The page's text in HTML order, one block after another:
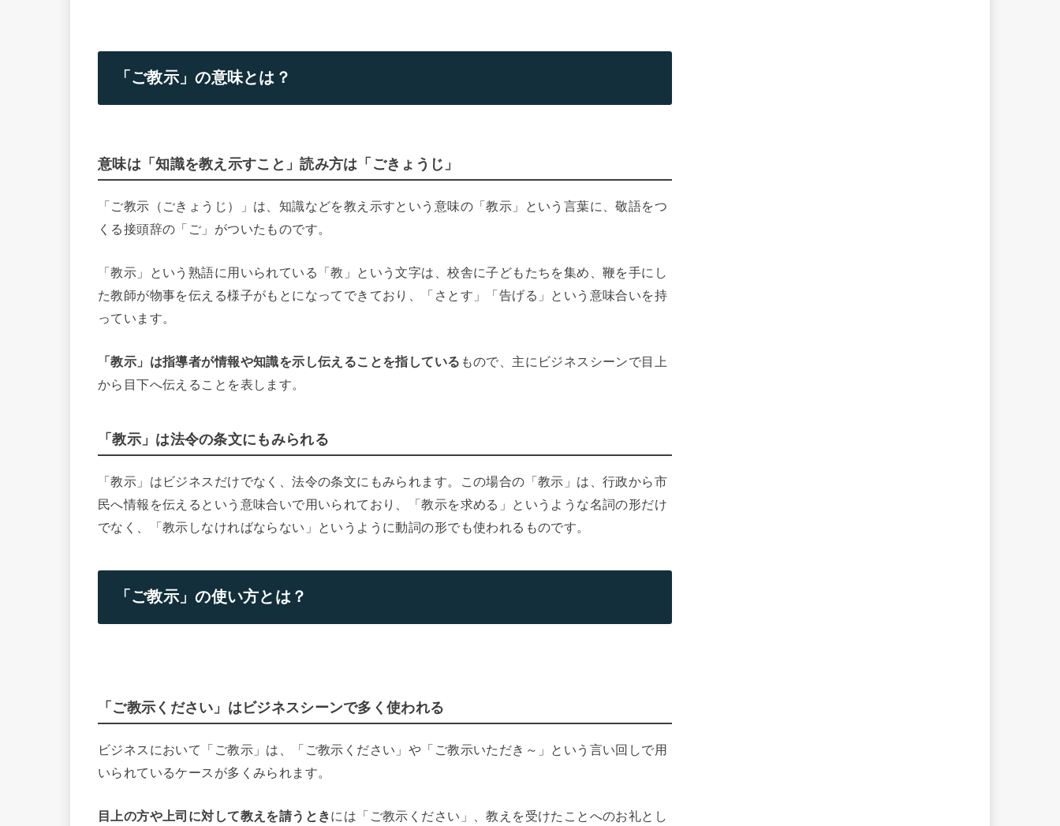
「ご教示」の意味とは？
意味は「知識を教え示すこと」読み方は「ごきょうじ」
「ご教示（ごきょうじ）」は、知識などを教え示すという意味の「教示」という言葉に、敬語をつ
くる接頭辞の「ご」がついたものです。
「教示」という熟語に用いられている「教」という文字は、校舎に子どもたちを集め、鞭を手にし
た教師が物事を伝える様子がもとになってできており、「さとす」「告げる」という意味合いを持
っています。
「教示」は指導者が情報や知識を示し伝えることを指している もので、主にビジネスシーンで目上
から目下へ伝えることを表します。
「教示」は法令の条文にもみられる
「教示」はビジネスだけでなく、法令の条文にもみられます。この場合の「教示」は、行政から市
民へ情報を伝えるという意味合いで用いられており、「教示を求める」というような名詞の形だけ
でなく、「教示しなければならない」というように動詞の形でも使われるものです。
「ご教示」の使い方とは？
「ご教示ください」はビジネスシーンで多く使われる
ビジネスにおいて「ご教示」は、「ご教示ください」や「ご教示いただき～」という言い回しで用
いられているケースが多くみられます。
目上の方や上司に対して教えを請うときには「ご教示ください」、教えを受けたことへのお礼とし